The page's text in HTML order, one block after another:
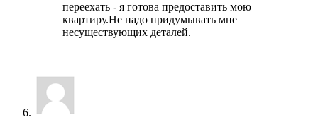
переехать - я готова предоставить мою
квартиру.Не надо придумывать мне
несуществующих деталей.